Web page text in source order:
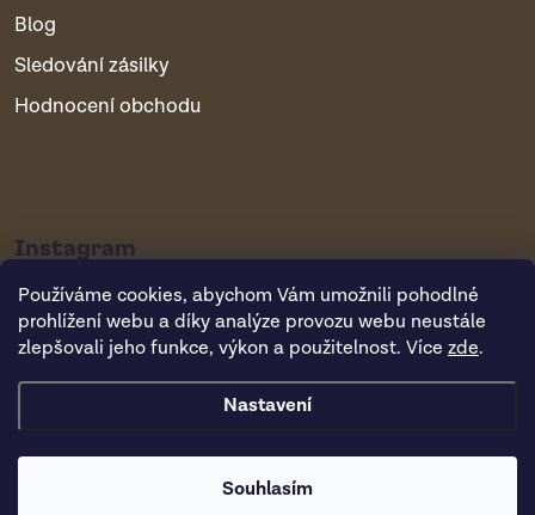
Používáme cookies, abychom Vám umožnili pohodlné
prohlížení webu a díky analýze provozu webu neustále
zlepšovali jeho funkce, výkon a použitelnost. Více zde.
Nastavení
Souhlasím
Blog
Sledování zásilky
Hodnocení obchodu
Instagram
Copyright 2026Vsepropejska.cz. Všechna práva vyhrazena.